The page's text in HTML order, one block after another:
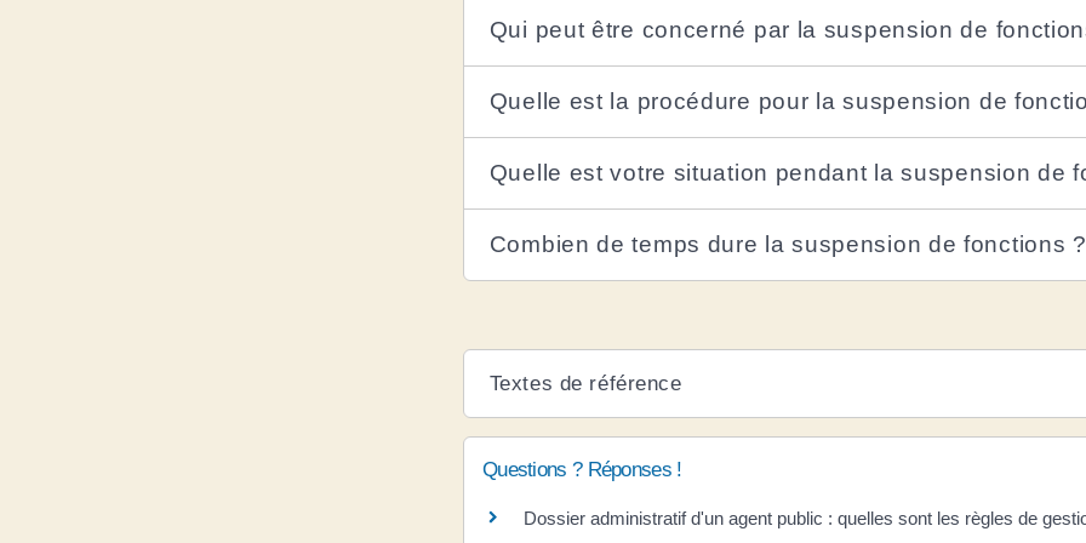
Qui peut être concerné par la suspension de
Quelle est la procédure pour la suspension de
Quelle est votre situation pendant la suspension de
Combien de temps dure la suspension de fonctions ?
Textes de référence
Questions ? Réponses !
Dossier administratif d'un agent public : quelles sont les règles de